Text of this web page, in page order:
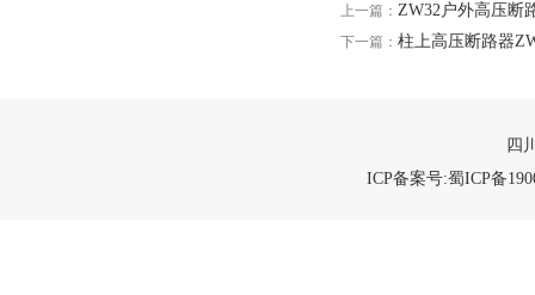
上一篇： ZW32户外高压断
下一篇： 柱上高压断路器
四
ICP备案号:蜀ICP备